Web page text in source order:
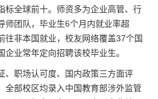
标全球前十。师资多为企业高管、行
师团队，毕业生6个月内就业率超
往非本国就业，校友网络覆盖37个国
业常年定向招聘该校毕业生。
、职场认可度、国内政策三方面评
全部校区均录入中国教育部涉外监管